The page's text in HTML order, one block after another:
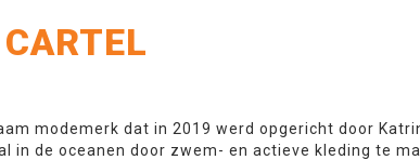
modemerk dat in 2019 werd opgericht door
in de oceanen door zwem- en actieve kleding te